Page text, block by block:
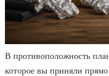
В противоположность
которое вы приняли прямо